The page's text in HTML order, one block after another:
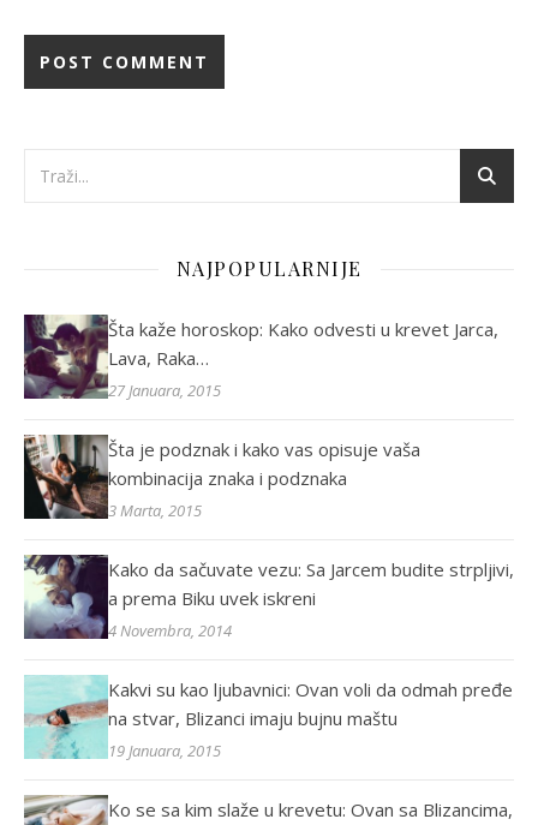
NAJPOPULARNIJE
Šta kaže horoskop: Kako odvesti u krevet Jarca,
Lava, Raka…
27 Januara, 2015
Šta je podznak i kako vas opisuje vaša
kombinacija znaka i podznaka
3 Marta, 2015
Kako da sačuvate vezu: Sa Jarcem budite strpljivi,
a prema Biku uvek iskreni
4 Novembra, 2014
Kakvi su kao ljubavnici: Ovan voli da odmah pređe
na stvar, Blizanci imaju bujnu maštu
19 Januara, 2015
Ko se sa kim slaže u krevetu: Ovan sa Blizancima,